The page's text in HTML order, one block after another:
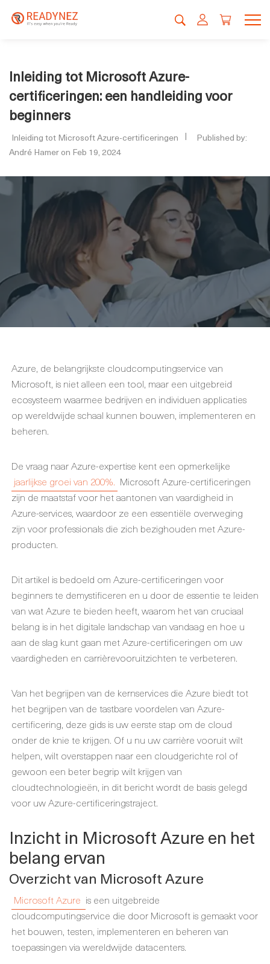
Inleiding tot Microsoft Azure-
certificeringen: een handleiding voor
beginners
Inleiding tot Microsoft Azure-certificeringen
Published by:
André Hamer on Feb 19, 2024
Azure, de belangrijkste cloudcomputingservice van
Microsoft, is niet alleen een tool, maar een uitgebreid
ecosysteem waarmee bedrijven en individuen applicaties
op wereldwijde schaal kunnen bouwen, implementeren en
beheren.
De vraag naar Azure-expertise kent een opmerkelijke
jaarlijkse groei van 200%. Microsoft Azure-certificeringen
zijn de maatstaf voor het aantonen van vaardigheid in
Azure-services, waardoor ze een essentiële overweging
zijn voor professionals die zich bezighouden met Azure-
producten.
Dit artikel is bedoeld om Azure-certificeringen voor
beginners te demystificeren en u door de essentie te leiden
van wat Azure te bieden heeft, waarom het van cruciaal
belang is in het digitale landschap van vandaag en hoe u
aan de slag kunt gaan met Azure-certificeringen om uw
vaardigheden en carrièrevooruitzichten te verbeteren.
Van het begrijpen van de kernservices die Azure biedt tot
het begrijpen van de tastbare voordelen van Azure-
certificering, deze gids is uw eerste stap om de cloud
onder de knie te krijgen. Of u nu uw carrière vooruit wilt
helpen, wilt overstappen naar een cloudgerichte rol of
gewoon een beter begrip wilt krijgen van
cloudtechnologieën, in dit bericht wordt de basis gelegd
voor uw Azure-certificeringstraject.
Inzicht in Microsoft Azure en het
belang ervan
Overzicht van Microsoft Azure
Microsoft Azure is een uitgebreide
cloudcomputingservice die door Microsoft is gemaakt voor
het bouwen, testen, implementeren en beheren van
toepassingen via wereldwijde datacenters.